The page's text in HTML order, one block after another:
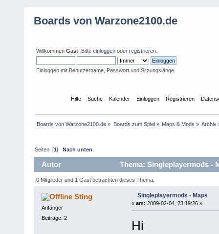
Boards von Warzone2100.de
Willkommen Gast . Bitte einloggen oder registrieren
Einloggen mit Benutzername, Passwort und Sitzungslänge
Hilfe Suche Kalender Einloggen Registrieren
Boards von Warzone2100.de » Boards zum Spiel» Maps & Mods » Archiv
Seiten: [1]Nach unten
Autor Thema: Singleplayermods -
0 Mitglieder und 1 Gast betrachten dieses Thema.
Sting
Anfänger
Beiträge: 2
Singleplayermods - Maps
« am: 2009-02-04, 23:19:26 »
Hi